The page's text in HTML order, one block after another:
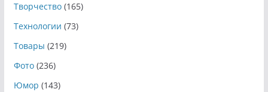
Творчество(165)
Технологии (73)
Товары (219)
Фото(236)
Юмор (143)